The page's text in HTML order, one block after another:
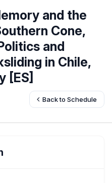
and the
Cone,
and
in Chile,
[ES]
Back to Schedule